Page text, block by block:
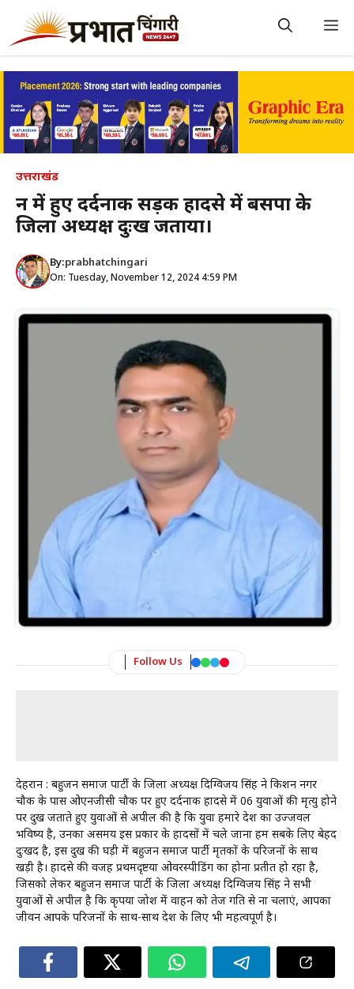
content
उत्तराखंड
दून में हुए दर्दनाक सड़क हादसे में बसपा के
जिला अध्यक्ष दुःख जताया।
By:prabhatchingari
On: Tuesday, November 12, 2024 4:59 PM
Follow Us
देहरादून : बहुजन समाज पार्टी के जिला अध्यक्ष दिग्विजय सिंह ने किशन नगर
चौक के पास ओएनजीसी चौक पर हुए दर्दनाक हादसे में 06 युवाओं की मृत्यु होने
पर दुख जताते हुए युवाओं से अपील की है कि युवा हमारे देश का उज्जवल
भविष्य है, उनका असमय इस प्रकार के हादसों में चले जाना हम सबके लिए बेहद
दुःखद है, इस दुख की घड़ी में बहुजन समाज पार्टी मृतकों के परिजनों के साथ
खड़ी है। हादसे की वजह प्रथमदृष्टया ओवरस्पीडिंग का होना प्रतीत हो रहा है,
जिसको लेकर बहुजन समाज पार्टी के जिला अध्यक्ष दिग्विजय सिंह ने सभी
युवाओं से अपील है कि कृपया जोश में वाहन को तेज गति से ना चलाएं, आपका
जीवन आपके परिजनों के साथ-साथ देश के लिए भी महत्वपूर्ण है।